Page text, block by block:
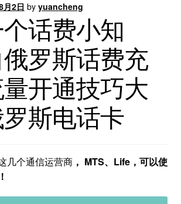
月2日 by yuancheng
话费小知
罗斯话费充
开通技巧大
斯电话卡
几个通信运营商， MTS、Life，可以使